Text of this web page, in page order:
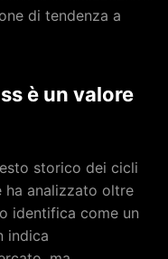
di tendenza a
è un valore
storico dei cicli
ha analizzato oltre
identifica come un
indica